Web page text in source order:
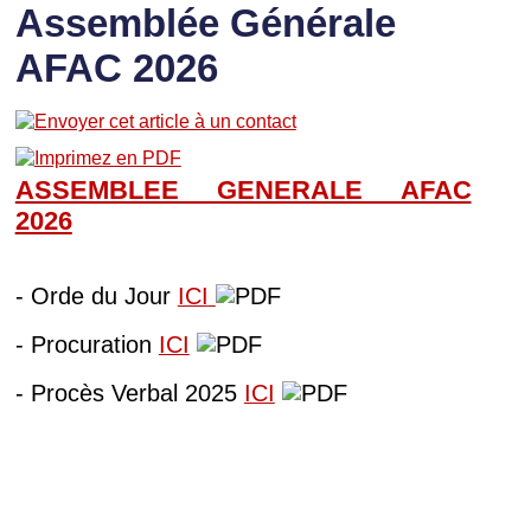
Assemblée Générale
AFAC 2026
ASSEMBLEE GENERALE AFAC
2026
- Orde du Jour ICI
- Procuration ICI
- Procès Verbal 2025 ICI